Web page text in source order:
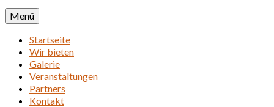
Menü
Startseite
Wir bieten
Galerie
Veranstaltungen
Partners
Kontakt